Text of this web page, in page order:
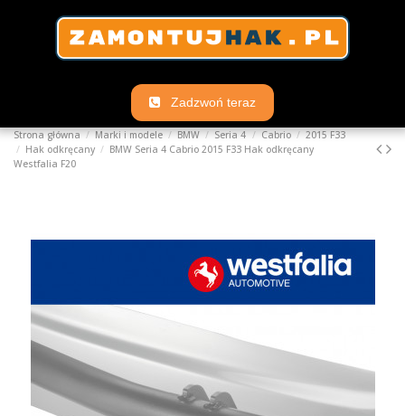
Zadzwoń teraz
Strona główna Marki i modele BMW Seria 4 Cabrio
2015 F33
Hak odkręcany
BMW Seria 4 Cabrio 2015 F33 Hak odkręcany
Westfalia F20